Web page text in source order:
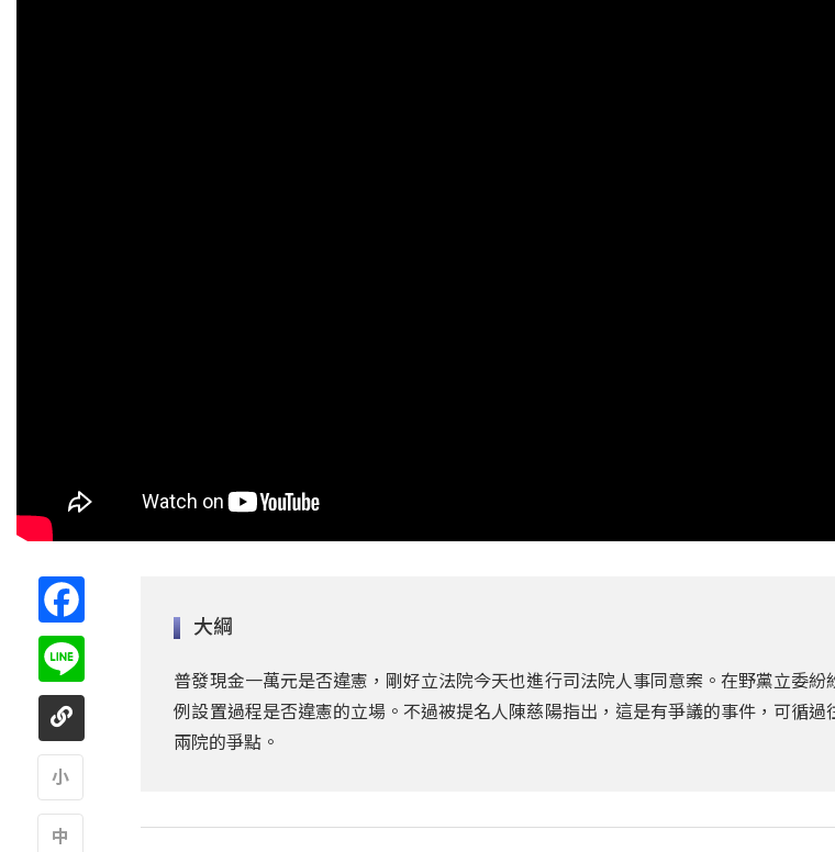
大綱
普發現金一萬元是否違憲，剛好立法院今天也進行司法院人事同意案。在野黨立委
例設置過程是否違憲的立場。不過被提名人陳慈陽指出，這是有爭議的事件，可循過
兩院的爭點。